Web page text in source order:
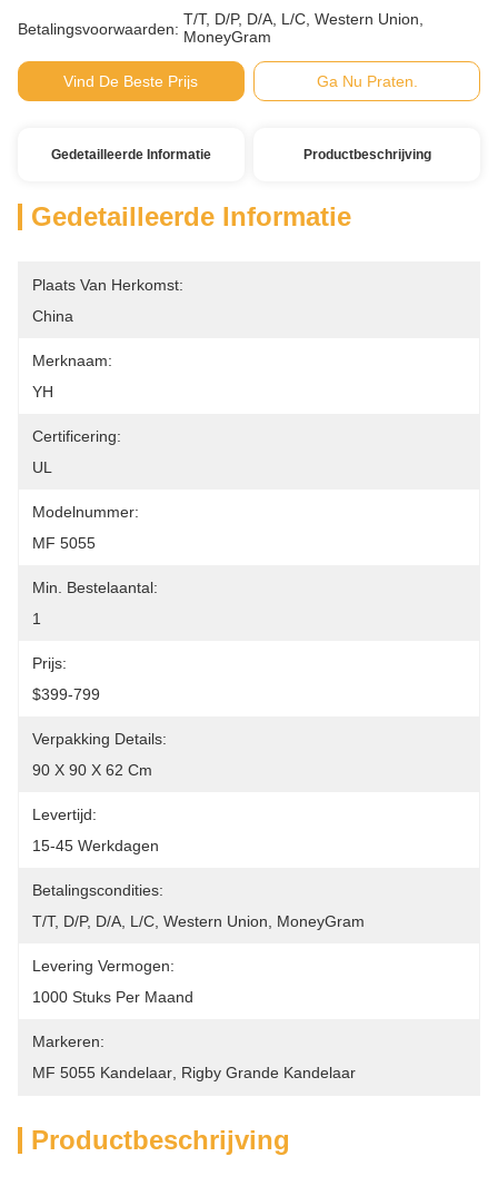
Betalingsvoorwaarden:
T/T, D/P, D/A, L/C, Western Union,
MoneyGram
Vind De Beste Prijs Ga Nu Praten.
Gedetailleerde Informatie Productbeschrijving
Gedetailleerde Informatie
Plaats Van Herkomst:
China
Merknaam:
YH
Certificering:
UL
Modelnummer:
MF 5055
Min. Bestelaantal:
1
Prijs:
$399-799
Verpakking Details:
90 X 90 X 62 Cm
Levertijd:
15-45 Werkdagen
Betalingscondities:
T/T, D/P, D/A, L/C, Western Union, MoneyGram
Levering Vermogen:
1000 Stuks Per Maand
Markeren:
MF 5055 Kandelaar Rigby Grande Kandelaar
Productbeschrijving